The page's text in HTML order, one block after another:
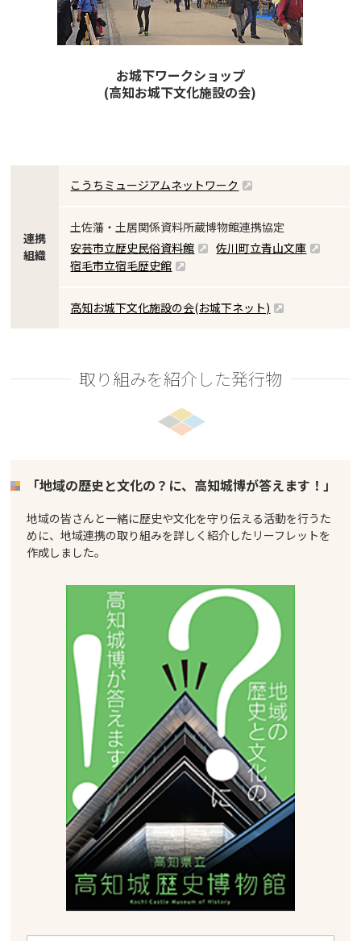
お城下ワークショップ
(高知お城下文化施設の会)
連携
組織
こうちミュージアムネットワーク
土佐藩・土居関係資料所蔵博物館連携協定
安芸市立歴史民俗資料館
佐川町立青山文庫
宿毛市立宿毛歴史館
高知お城下文化施設の会(お城下ネット)
取り組みを紹介した発行物
「地域の歴史と文化の？に、高知城博が答えます！」
地域の皆さんと一緒に歴史や文化を守り伝える活動を行うた
めに、地域連携の取り組みを詳しく紹介したリーフレットを
作成しました。